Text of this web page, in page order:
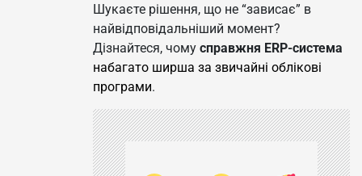
Шукаєте рішення, що не “зависає” в
найвідповідальніший момент?
Дізнайтеся, чому справжня ERP-система
набагато ширша за звичайні облікові
програми.